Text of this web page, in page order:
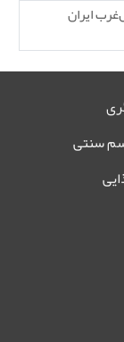
ایران
سنتی